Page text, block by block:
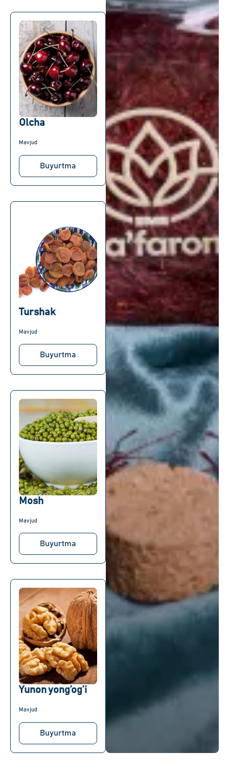
Olcha
Mavjud
Buyurtma
Turshak
Mavjud
Buyurtma
Mosh
Mavjud
Buyurtma
Yunon yong’og’i
Mavjud
Buyurtma